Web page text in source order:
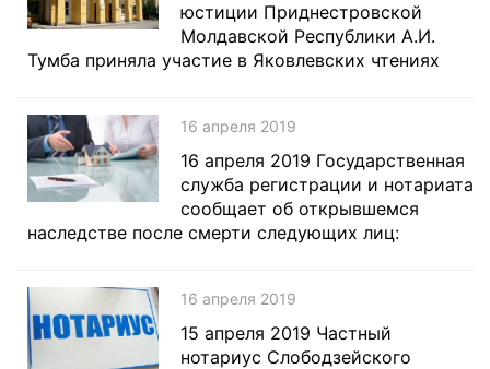
юстиции Приднестровской
Молдавской Республики А.И.
Тумба приняла участие в Яковлевских чтениях
16 апреля 2019
16 апреля 2019 Государственная
служба регистрации и нотариата
сообщает об открывшемся
наследстве после смерти следующих лиц:
16 апреля 2019
15 апреля 2019 Частный
нотариус Слободзейского